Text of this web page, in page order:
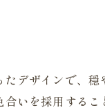
デザインで、
いを採用する